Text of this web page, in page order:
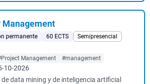
permanente 60 ECTS
Semipresencial
Management #management
10-2026
data mining y de inteligencia artificial